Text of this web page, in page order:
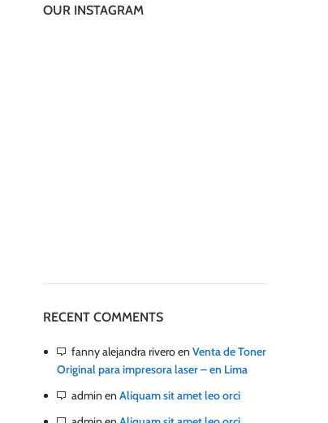
OUR INSTAGRAM
RECENT COMMENTS
fanny alejandra riveroen Venta de Toner
Original para impresora laser – en Lima
admin en Aliquam sit amet leo orci